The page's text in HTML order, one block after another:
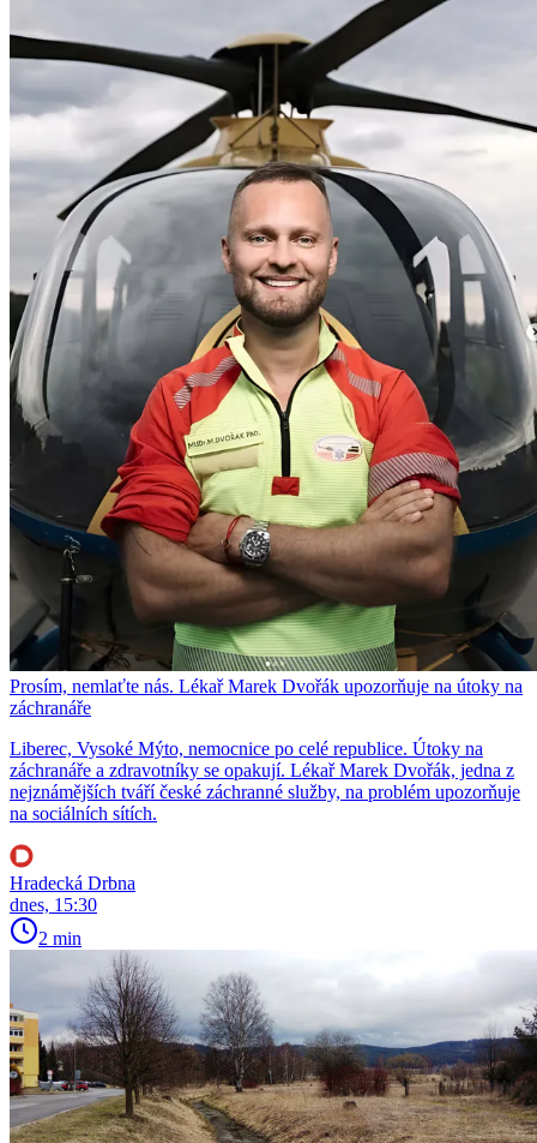
Prosím, nemlaťte nás. Lékař Marek Dvořák upozorňuje na útoky na
záchranáře
Liberec, Vysoké Mýto, nemocnice po celé republice. Útoky na
záchranáře a zdravotníky se opakují. Lékař Marek Dvořák, jedna z
nejznámějších tváří české záchranné služby, na problém upozorňuje
na sociálních sítích.
Hradecká Drbna
dnes, 15:30
2 min